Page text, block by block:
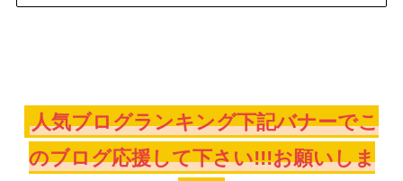
人気ブログランキング下記バナーでこ
のブログ応援して下さい!!!お願いしま